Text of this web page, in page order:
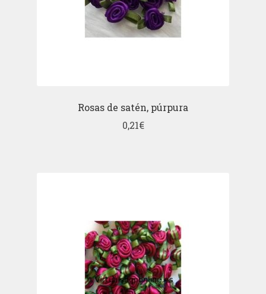
Rosas de satén, púrpura
0,21€